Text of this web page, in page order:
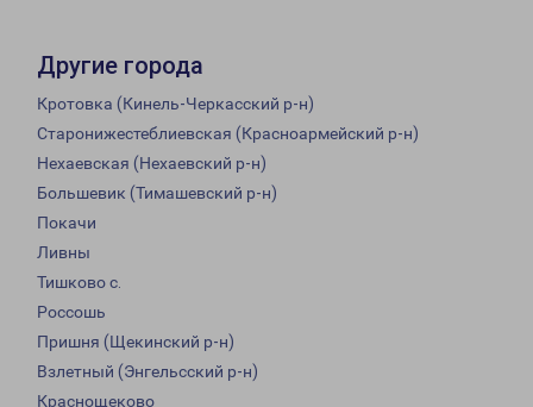
Другие города
Кротовка (Кинель-Черкасский р-н)
Старонижестеблиевская (Красноармейский р-н)
Нехаевская (Нехаевский р-н)
Большевик (Тимашевский р-н)
Покачи
Ливны
Тишково с.
Россошь
Пришня (Щекинский р-н)
Взлетный (Энгельсский р-н)
Краснощеково